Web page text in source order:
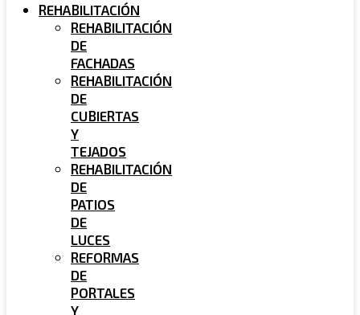
REHABILITACIÓN
REHABILITACIÓN
DE
FACHADAS
REHABILITACIÓN
DE
CUBIERTAS
Y
TEJADOS
REHABILITACIÓN
DE
PATIOS
DE
LUCES
REFORMAS
DE
PORTALES
Y